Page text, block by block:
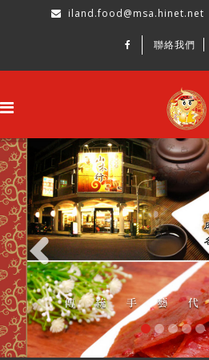
iland.food@msa.hinet.net
聯絡我們